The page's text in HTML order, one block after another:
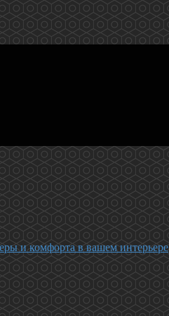
и комфорта в вашем интерьере